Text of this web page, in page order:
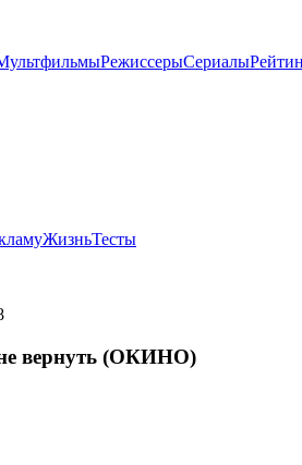
РежиссерыСериалы
ЖизньТесты
вернуть (ОКИНО)